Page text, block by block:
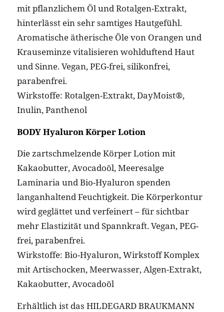
mit pflanzlichem Öl und Rotalgen-Extrakt,
hinterlässt ein sehr samtiges Hautgefühl.
Aromatische ätherische Öle von Orangen und
Krauseminze vitalisieren wohlduftend Haut
und Sinne. Vegan, PEG-frei, silikonfrei,
parabenfrei.
Wirkstoffe: Rotalgen-Extrakt, DayMoist®,
Inulin, Panthenol
BODY Hyaluron Körper Lotion
Die zartschmelzende Körper Lotion mit
Kakaobutter, Avocadoöl, Meeresalge
Laminaria und Bio-Hyaluron spenden
langanhaltend Feuchtigkeit. Die Körperkontur
wird geglättet und verfeinert – für sichtbar
mehr Elastizität und Spannkraft. Vegan, PEG-
frei, parabenfrei.
Wirkstoffe: Bio-Hyaluron, Wirkstoff Komplex
mit Artischocken, Meerwasser, Algen-Extrakt,
Kakaobutter, Avocadoöl
Erhältlich ist das HILDEGARD BRAUKMANN